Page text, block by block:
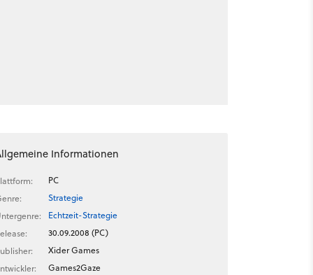
Informationen
PC
Strategie
Echtzeit-Strategie
30.09.2008 (PC)
Xider Games
Games2Gaze